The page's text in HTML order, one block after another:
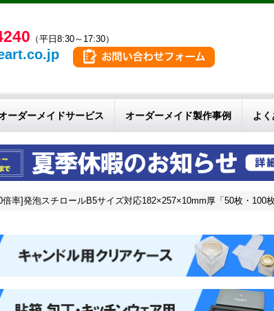
（平日8:30～17:30）
ーダーメイドサービス オーダーメイド製作事例 よ
率]発泡スチロールB5サイズ対応182×257×10mm厚「50枚・100枚